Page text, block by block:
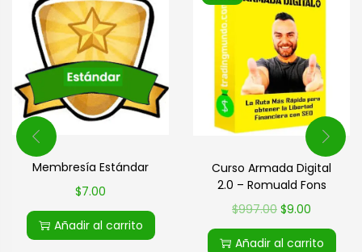
Membresía Estándar
$7.00
Añadir al carrito
Curso Armada Digital
2.0 – Romuald Fons
$997.00 $9.00
Añadir al carrito